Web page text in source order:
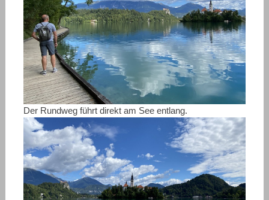
Der Rundweg führt direkt am See entlang.